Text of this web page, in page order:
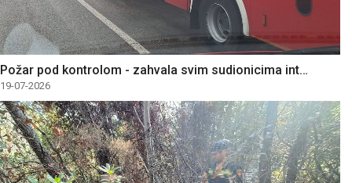
Požar pod kontrolom - zahvala svim sudionicima int…
19-07-2026